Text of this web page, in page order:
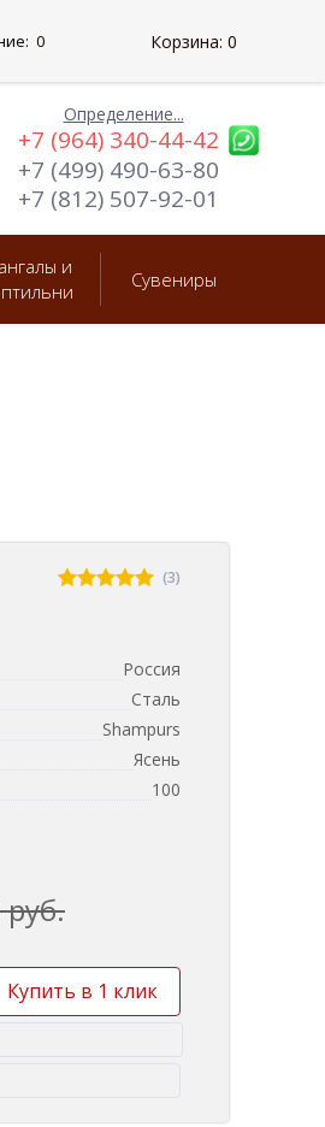
Определение...
+7 (964) 340-44-42
+7 (499) 490-63-80
+7 (812) 507-92-01
и
Сувениры
(3)
Россия
Сталь
Shampurs
Ясень
100
Купить в 1 клик
0 Корзина: 0